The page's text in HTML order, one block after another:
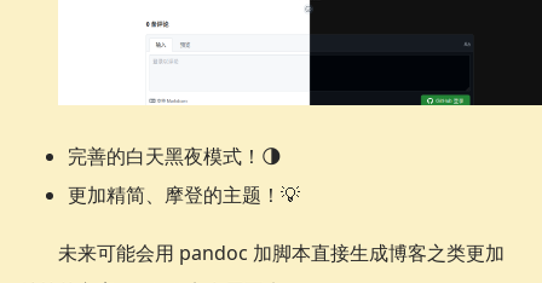
完善的白天黑夜模式！🌗
更加精简、摩登的主题！💡
未来可能会用 pandoc 加脚本直接生成博客之类更加